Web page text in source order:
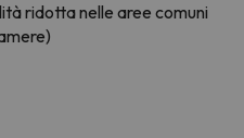
ridotta nelle aree comuni